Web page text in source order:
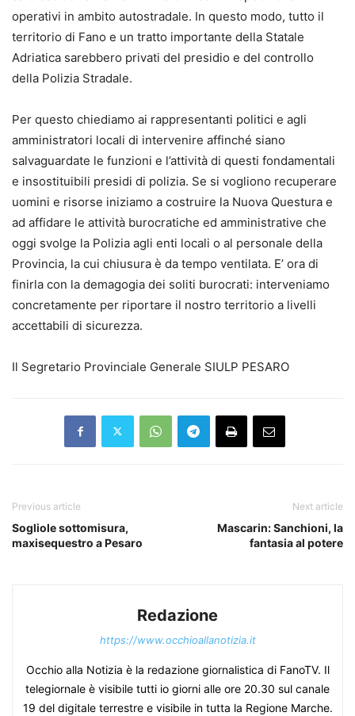
operativi in ambito autostradale. In questo modo, tutto il
territorio di Fano e un tratto importante della Statale
Adriatica sarebbero privati del presidio e del controllo
della Polizia Stradale.
Per questo chiediamo ai rappresentanti politici e agli
amministratori locali di intervenire affinché siano
salvaguardate le funzioni e l’attività di questi fondamentali
e insostituibili presidi di polizia. Se si vogliono recuperare
uomini e risorse iniziamo a costruire la Nuova Questura e
ad affidare le attività burocratiche ed amministrative che
oggi svolge la Polizia agli enti locali o al personale della
Provincia, la cui chiusura è da tempo ventilata. E’ ora di
finirla con la demagogia dei soliti burocrati: interveniamo
concretamente per riportare il nostro territorio a livelli
accettabili di sicurezza.
Il Segretario Provinciale Generale SIULP PESARO
Previous article
Sogliole sottomisura,
maxisequestro a Pesaro
Next article
Mascarin: Sanchioni, la
fantasia al potere
Redazione
https://www.occhioallanotizia.it
Occhio alla Notizia è la redazione giornalistica di FanoTV. Il
telegiornale è visibile tutti io giorni alle ore 20.30 sul canale
19 del digitale terrestre e visibile in tutta la Regione Marche.